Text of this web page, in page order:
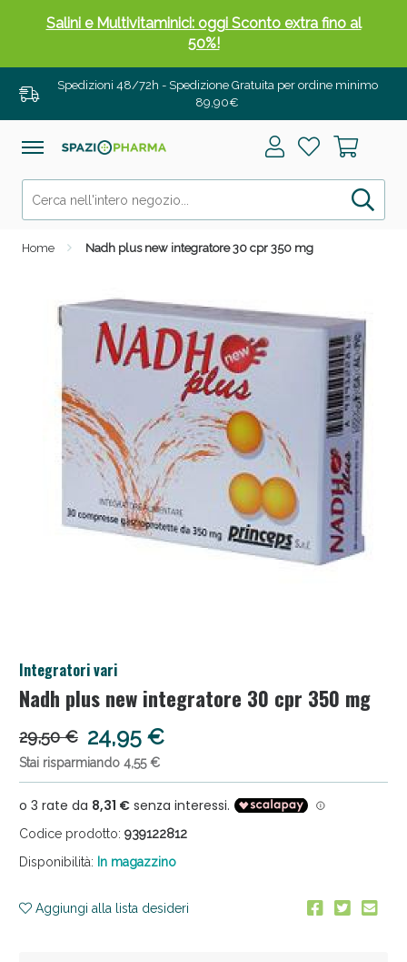
Spedizioni 48/72h - Spedizione Gratuita per ordine minimo
89,90€
Home Nadh plus new integratore 30 cpr 350 mg
Integratori vari
Nadh plus new integratore 30 cpr 350 mg
29,50 € 24,95 €
Stai risparmiando 4,55 €
Codice prodotto: 939122812
Disponibilità: In magazzino
Aggiungi alla lista desideri
Salini e Multivitaminici: oggi Sconto extra fino al
50%!
Anticellulite e Fanghi: Sconto fino al 40% valido
oggi!
Anticellulite e Fanghi: Sconto fino al 40% valido